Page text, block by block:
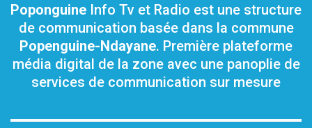
Poponguine Info Tv et Radio est une structure
de communication basée dans la commune
Popenguine-Ndayane. Première plateforme
média digital de la zone avec une panoplie de
services de communication sur mesure